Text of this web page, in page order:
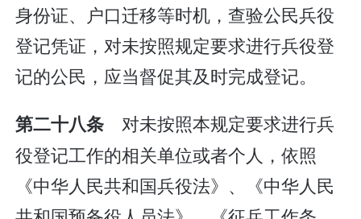
身份证、户口迁移等时机，查验公民兵役
登记凭证，对未按照规定要求进行兵役登
记的公民，应当督促其及时完成登记。
第二十八条对未按照本规定要求进行兵
役登记工作的相关单位或者个人，依照
《中华人民共和国兵役法》、《中华人民